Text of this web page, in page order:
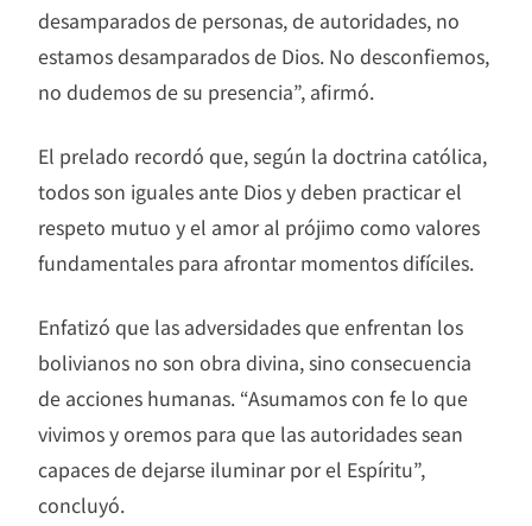
desamparados de personas, de autoridades, no
estamos desamparados de Dios. No desconfiemos,
no dudemos de su presencia”, afirmó.
El prelado recordó que, según la doctrina católica,
todos son iguales ante Dios y deben practicar el
respeto mutuo y el amor al prójimo como valores
fundamentales para afrontar momentos difíciles.
Enfatizó que las adversidades que enfrentan los
bolivianos no son obra divina, sino consecuencia
de acciones humanas. “Asumamos con fe lo que
vivimos y oremos para que las autoridades sean
capaces de dejarse iluminar por el Espíritu”,
concluyó.